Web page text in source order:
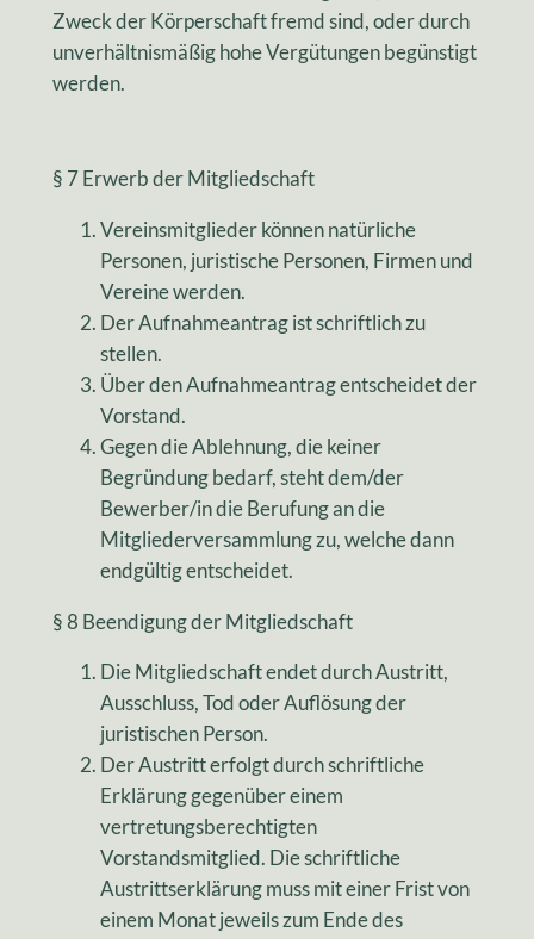
Zweck der Körperschaft fremd sind, oder durch
unverhältnismäßig hohe Vergütungen begünstigt
werden.
§ 7 Erwerb der Mitgliedschaft
Vereinsmitglieder können natürliche
Personen, juristische Personen, Firmen und
Vereine werden.
Der Aufnahmeantrag ist schriftlich zu
stellen.
Über den Aufnahmeantrag entscheidet der
Vorstand.
Gegen die Ablehnung, die keiner
Begründung bedarf, steht dem/der
Bewerber/in die Berufung an die
Mitgliederversammlung zu, welche dann
endgültig entscheidet.
§ 8 Beendigung der Mitgliedschaft
Die Mitgliedschaft endet durch Austritt,
Ausschluss, Tod oder Auflösung der
juristischen Person.
Der Austritt erfolgt durch schriftliche
Erklärung gegenüber einem
vertretungsberechtigten
Vorstandsmitglied. Die schriftliche
Austrittserklärung muss mit einer Frist von
einem Monat jeweils zum Ende des